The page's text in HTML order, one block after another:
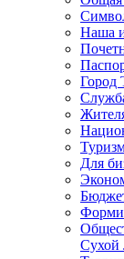
Наша
Город
Для
Сухой